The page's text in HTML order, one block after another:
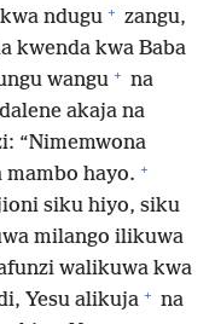
ndugu + zangu,
kwenda kwa Baba
wangu + na
akaja na
“Nimemwona
mambo hayo. +
siku hiyo, siku
milango ilikuwa
walikuwa kwa
Yesu alikuja + na